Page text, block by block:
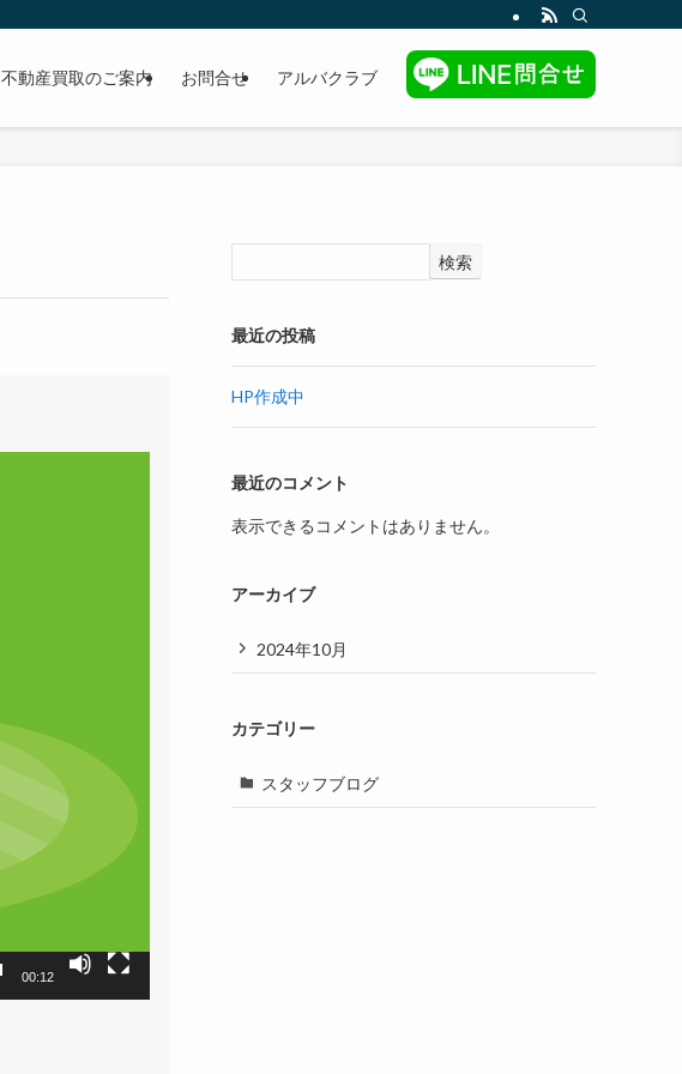
不動産買取のご案内 お問合せ アルバクラブ
00:12
検索
最近の投稿
HP作成中
最近のコメント
表示できるコメントはありません。
アーカイブ
2024年10月
カテゴリー
スタッフブログ